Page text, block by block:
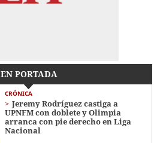
EN PORTADA
CRÓNICA
Jeremy Rodríguez castiga a
UPNFM con doblete y Olimpia
arranca con pie derecho en Liga
Nacional